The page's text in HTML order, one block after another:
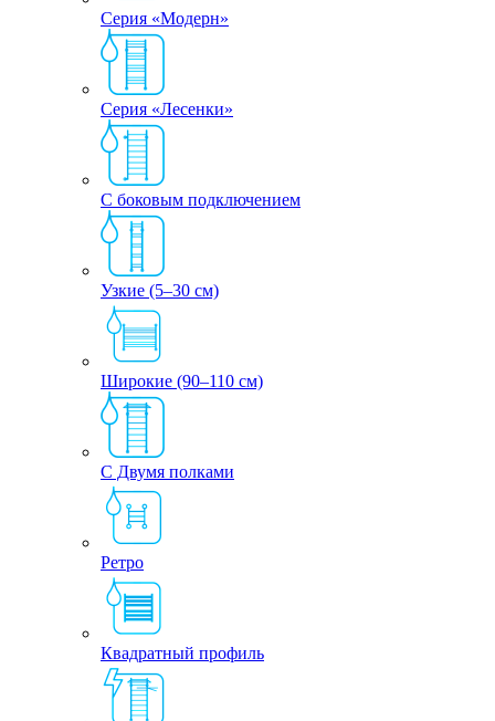
Серия «Модерн»
Серия «Лесенки»
С боковым подключением
Узкие (5–30 см)
Широкие (90–110 см)
С Двумя полками
Ретро
Квадратный профиль